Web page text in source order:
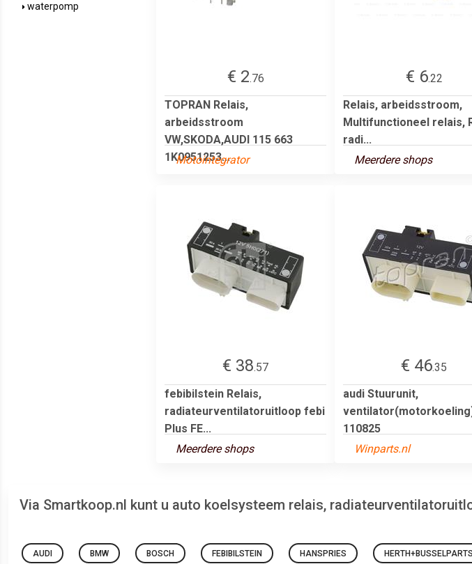
waterpomp
€ 2.76
TOPRAN Relais,
arbeidsstroom
VW,SKODA,AUDI 115 663
1K0951253...
Motointegrator
€ 6.22
Relais, arbeidsstroom,
Multifunctioneel relais,
radi...
Meerdere shops
€ 38.57
febibilstein Relais,
radiateurventilatoruitloop febi
Plus FE...
Meerdere shops
€ 46.35
audi Stuurunit,
110825
Winparts.nl
Via Smartkoop.nl kunt u auto koelsysteem relais,
AUDI BMW BOSCH FEBIBILSTEIN HANSPRIES HERTH+BUSSELPARTS